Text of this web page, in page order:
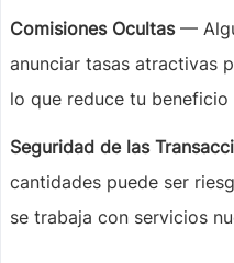
Comisiones Ocultas—
anunciar tasas atractivas
lo que reduce tu
Seguridad de las
cantidades puede ser
se trabaja con servicios